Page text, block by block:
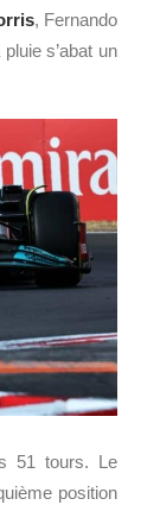
, Fernando
s’abat un
51 tours. Le
position